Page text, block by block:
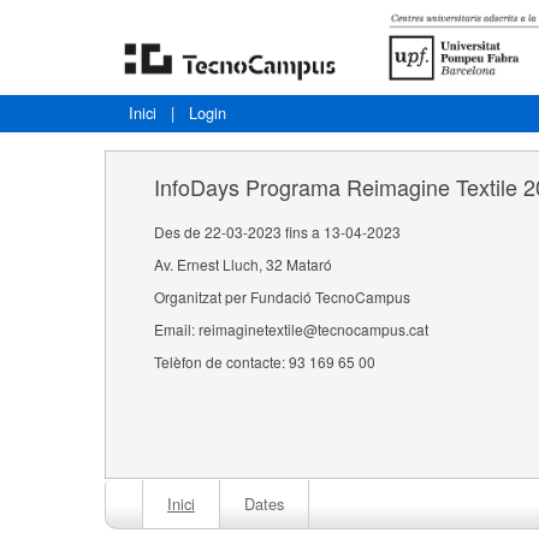
Inici | Login
InfoDays Programa Reimagine Textile
Des de 22-03-2023 fins a 13-04-2023
Av. Ernest Lluch, 32 Mataró
Organitzat per Fundació TecnoCampus
Email: reimaginetextile@tecnocampus.cat
Telèfon de contacte: 93 169 65 00
Inici Dates